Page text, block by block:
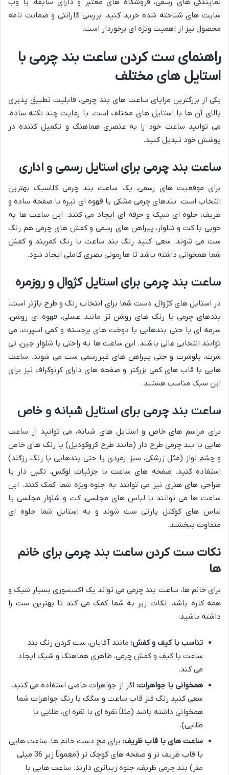
نمایندگی های رسمی، فروشگاه های معتبر و دارای سابقه، یا وب
سایت های شناخته شده خرید کنید. بررسی گارانتی و ضمانت نامه
محصول نیز از اهمیت ویژه ای برخوردار است.
راهنمای ست کردن ساعت بند چرمی با
استایل های مختلف
یکی از بزرگترین مزایای ساعت های بند چرمی، قابلیت تطبیق پذیری
بالای آن ها با استایل های مختلف است. با رعایت چند نکته ساده،
می توانید ساعت خود را به عنصری هماهنگ و تکمیل کننده در
پوشش خود تبدیل کنید.
ساعت بند چرمی برای استایل رسمی و اداری
برای موقعیت های رسمی، یک ساعت بند چرمی کلاسیک بهترین
انتخاب است. بندهای چرمی مشکی یا قهوه ای تیره با صفحه ساده و
ظریف، جلوه ای شیک و حرفه ای ایجاد می کنند. این ساعت ها به
خوبی با کت و شلوار، پیراهن های رسمی و کفش های چرمی هم رنگ
ست می شوند. سعی کنید رنگ بند ساعت با رنگ کمربند و کفش
شما همخوانی داشته باشد تا هارمونی بصری کاملی ایجاد شود.
ساعت بند چرمی برای استایل کژوال و روزمره
در استایل های کژوال، دست شما برای انتخاب رنگ و طرح بازتر است.
بندهای چرمی با رنگ های روشن تر مانند عسلی، قهوه ای روشن،
سرمه ای یا حتی بندهایی با دوخت های برجسته و کمی اسپرت، می
توانند انتخابی عالی باشند. این ساعت ها به راحتی با شلوار جین، تی
شرت، پلوشرت و حتی پیراهن های غیررسمی ست می شوند. ساعت
هایی با قاب های کمی بزرگتر و صفحه های دارای کرنوگراف نیز برای
این سبک مناسب هستند.
ساعت بند چرمی برای استایل شبانه و خاص
برای مراسم های خاص و استایل های شبانه، می توانید از ساعت
هایی با بند چرمی طرح دار (مانند طرح کروکودیل) یا رنگ های خاص
و چشم نواز (مثل زرشکی، سبز زمردی یا حتی بندهایی با رنگ رزگلد)
استفاده کنید. صفحه های ساعت با جزئیات لوکس، نگین دار یا
طراحی های هنری نیز می توانند به جلوه ویژه شما کمک کنند. این
ساعت ها می توانند با لباس های مجلسی، کت و شلوار مجلسی یا
لباس های کوکتل پارتی ست شوند و به استایل شما جلوه ای
متفاوت ببخشند.
نکات ست کردن ساعت بند چرمی برای خانم
ها
برای خانم ها، ساعت بند چرمی می تواند یک اکسسوری بسیار شیک و
همه کاره باشد. نکات زیر به شما کمک می کند تا بهترین ست را
داشته باشید:
تناسب با کیف و کفش: مانند آقایان، ست کردن رنگ بند
ساعت با کیف و کفش چرمی، ظاهری هماهنگ و شیک ایجاد
می کند.
همخوانی با جواهرات: اگر از جواهرات خاصی استفاده می کنید،
سعی کنید رنگ فلز قاب ساعت و سگک با رنگ جواهرات شما
همخوانی داشته باشد (مثلاً نقره ای با نقره ای، طلایی با
طلایی).
ساعت های با قاب ظریف: برای مچ دست خانم ها، ساعت هایی
با قاب ظریف تر و صفحه های کوچک تر (معمولاً زیر 36 میلی
متر) بند چرمی ظریف، جلوه زیباتری دارند. ساعت هایی با